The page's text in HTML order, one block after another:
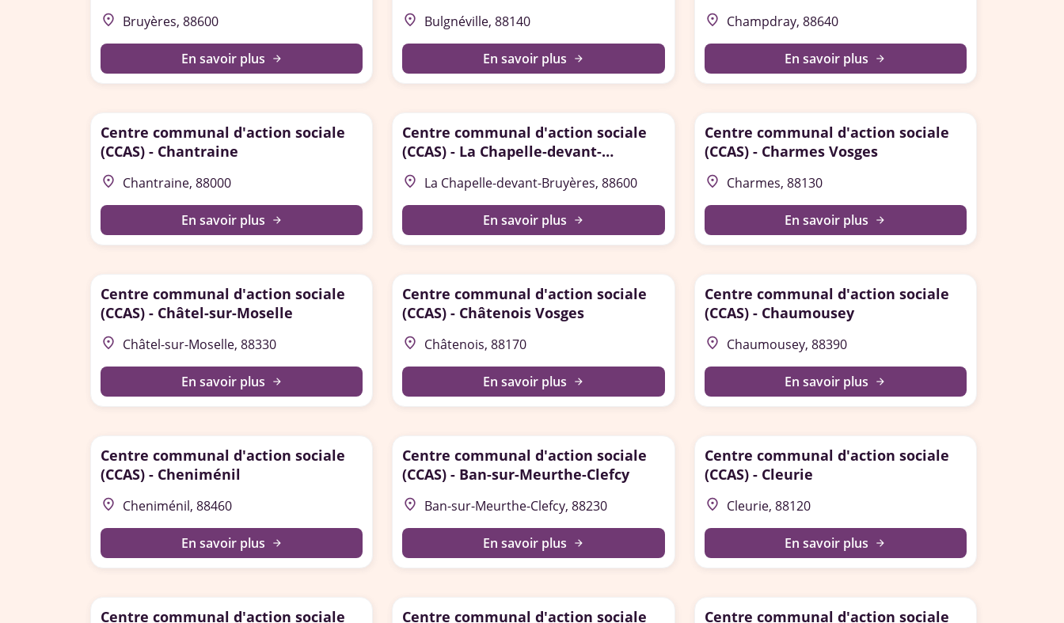
place Bruyères, 88600
En savoir plus arrow_forward
place Bulgnéville, 88140
En savoir plus arrow_forward
place Champdray, 88640
En savoir plus arrow_forward
Centre communal d'action sociale
(CCAS) - Chantraine
place Chantraine, 88000
En savoir plus arrow_forward
Centre communal d'action sociale
(CCAS) - La Chapelle-devant-
Bruyères
place La Chapelle-devant-Bruyères, 88600
En savoir plus arrow_forward
Centre communal d'action sociale
(CCAS) - Charmes Vosges
place Charmes, 88130
En savoir plus arrow_forward
Centre communal d'action sociale
(CCAS) - Châtel-sur-Moselle
place Châtel-sur-Moselle, 88330
En savoir plus arrow_forward
Centre communal d'action sociale
(CCAS) - Châtenois Vosges
place Châtenois, 88170
En savoir plus arrow_forward
Centre communal d'action sociale
(CCAS) - Chaumousey
place Chaumousey, 88390
En savoir plus arrow_forward
Centre communal d'action sociale
(CCAS) - Cheniménil
place Cheniménil, 88460
En savoir plus arrow_forward
Centre communal d'action sociale
(CCAS) - Ban-sur-Meurthe-Clefcy
place Ban-sur-Meurthe-Clefcy, 88230
En savoir plus arrow_forward
Centre communal d'action sociale
(CCAS) - Cleurie
place Cleurie, 88120
En savoir plus arrow_forward
Centre communal d'action sociale
Centre communal d'action sociale
Centre communal d'action sociale